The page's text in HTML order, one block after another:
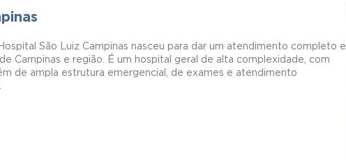
São Luiz Campinas nasceu para dar um atendimento completo e
Campinas e região. É um hospital geral de alta complexidade, com
de ampla estrutura emergencial, de exames e atendimento